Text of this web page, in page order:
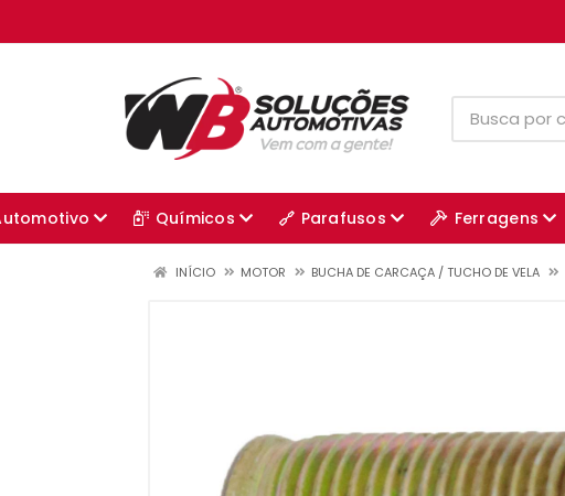
Químicos Parafusos Ferragens
INÍCIO MOTOR BUCHA DE CARCAÇA / TUCHO DE VELA